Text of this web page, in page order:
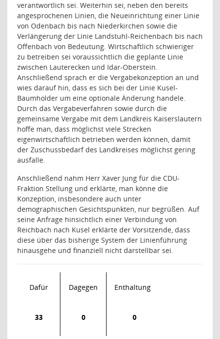
verantwortlich sei. Weiterhin sei, neben den bereits
angesprochenen Linien, die Neueinrichtung einer Linie
von Odenbach bis nach Niederkirchen sowie die
Verlängerung der Linie Landstuhl-Reichenbach bis nach
Offenbach von Bedeutung. Wirtschaftlich schwieriger
zu betreiben sei voraussichtlich die geplante Linie
zwischen Lauterecken und Idar-Oberstein.
Anschließend sprach er die Vergabekonzeption an und
wies darauf hin, dass es sich bei der Linie Kusel-
Baumholder um eine optionale Änderung handele.
Durch das Vergabeverfahren sowie durch die
gemeinsame Vergabe mit dem Landkreis Kaiserslautern
hoffe man, dass möglichst viele Strecken
eigenwirtschaftlich betrieben werden können, damit
der Zuschussbedarf des Landkreises möglichst gering
ausfalle.
Anschließend nahm Herr Xaver Jung für die CDU-
Fraktion Stellung und erklärte, man könne die
Konzeption, insbesondere auch unter
demographischen Gesichtspunkten, nur begrüßen. Auf
seine Anfrage hinsichtlich einer Verbindung von
Reichbach nach Kusel erklärte der Vorsitzende, dass
diese über das bisherige System der Linienführung
hinausgehe und finanziell nicht darstellbar sei.
Dafür Dagegen Enthaltung
33 0 0